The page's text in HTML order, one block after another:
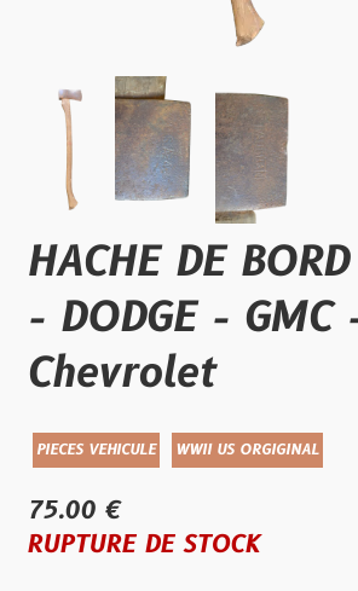
HACHE DE
- DODGE - GMC
Chevrolet
PIECES VEHICULE WWII US ORGIGINAL
75.00 €
RUPTURE DE STOCK